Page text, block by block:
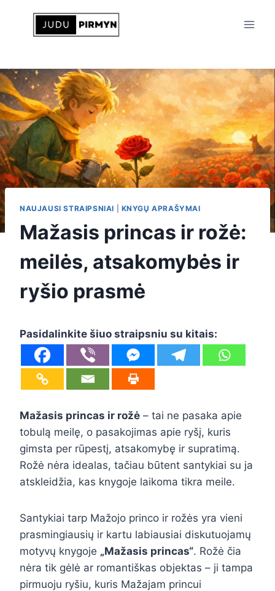
content
NAUJAUSI STRAIPSNIAI KNYGŲ APRAŠYMAI
Mažasis princas ir rožė:
meilės, atsakomybės ir
ryšio prasmė
Pasidalinkite šiuo straipsniu su kitais:
Mažasis princas ir rožė – tai ne pasaka apie
tobulą meilę, o pasakojimas apie ryšį, kuris
gimsta per rūpestį, atsakomybę ir supratimą.
Rožė nėra idealas, tačiau būtent santykiai su ja
atskleidžia, kas knygoje laikoma tikra meile.
Santykiai tarp Mažojo princo ir rožės yra vieni
prasmingiausių ir kartu labiausiai diskutuojamų
motyvų knygoje „Mažasis princas“. Rožė čia
nėra tik gėlė ar romantiškas objektas – ji tampa
pirmuoju ryšiu, kuris Mažajam princui